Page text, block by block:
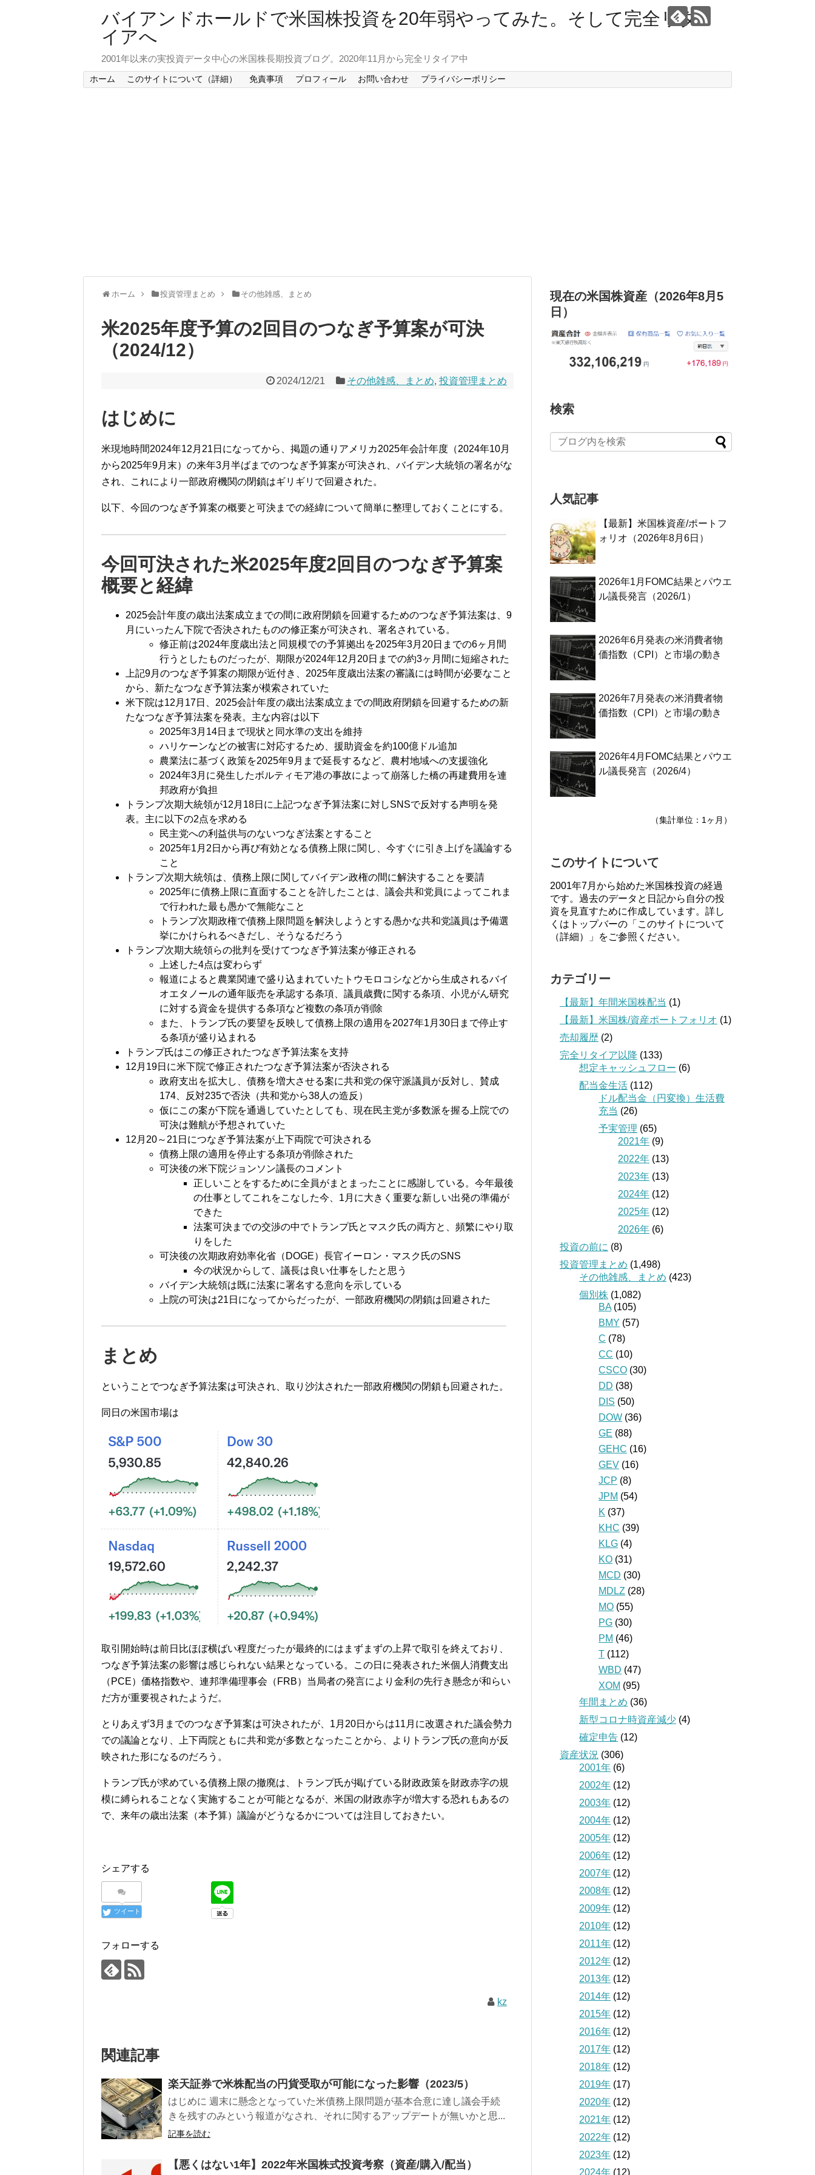
バイアンドホールドで米国株投資を20年弱やってみた。そして完全リタ
イアへ
2001年以来の実投資データ中心の米国株長期投資ブログ。2020年11月から完全リタイア中
ホーム このサイトについて（詳細） 免責事項 プロフィール お問い合わせ プライバシーポリシー
ホーム 投資管理まとめ その他雑感、まとめ
米2025年度予算の2回目のつなぎ予算案が可決
（2024/12）
2024/12/21 その他雑感、まとめ, 投資管理まとめ
はじめに
米現地時間2024年12月21日になってから、掲題の通りアメリカ2025年会計年度（2024年10月
から2025年9月末）の来年3月半ばまでのつなぎ予算案が可決され、バイデン大統領の署名がな
され、これにより一部政府機関の閉鎖はギリギリで回避された。
以下、今回のつなぎ予算案の概要と可決までの経緯について簡単に整理しておくことにする。
今回可決された米2025年度2回目のつなぎ予算案
概要と経緯
2025会計年度の歳出法案成立までの間に政府閉鎖を回避するためのつなぎ予算法案は、9
月にいったん下院で否決されたものの修正案が可決され、署名されている。
修正前は2024年度歳出法と同規模での予算拠出を2025年3月20日までの6ヶ月間
行うとしたものだったが、期限が2024年12月20日までの約3ヶ月間に短縮された
上記9月のつなぎ予算案の期限が近付き、2025年度歳出法案の審議には時間が必要なこと
から、新たなつなぎ予算法案が模索されていた
米下院は12月17日、2025会計年度の歳出法案成立までの間政府閉鎖を回避するための新
たなつなぎ予算法案を発表。主な内容は以下
2025年3月14日まで現状と同水準の支出を維持
ハリケーンなどの被害に対応するため、援助資金を約100億ドル追加
農業法に基づく政策を2025年9月まで延長するなど、農村地域への支援強化
2024年3月に発生したボルティモア港の事故によって崩落した橋の再建費用を連
邦政府が負担
トランプ次期大統領が12月18日に上記つなぎ予算法案に対しSNSで反対する声明を発
表。主に以下の2点を求める
民主党への利益供与のないつなぎ法案とすること
2025年1月2日から再び有効となる債務上限に関し、今すぐに引き上げを議論する
こと
トランプ次期大統領は、債務上限に関してバイデン政権の間に解決することを要請
2025年に債務上限に直面することを許したことは、議会共和党員によってこれま
で行われた最も愚かで無能なこと
トランプ次期政権で債務上限問題を解決しようとする愚かな共和党議員は予備選
挙にかけられるべきだし、そうなるだろう
トランプ次期大統領らの批判を受けてつなぎ予算法案が修正される
上述した4点は変わらず
報道によると農業関連で盛り込まれていたトウモロコシなどから生成されるバイ
オエタノールの通年販売を承認する条項、議員歳費に関する条項、小児がん研究
に対する資金を提供する条項など複数の条項が削除
また、トランプ氏の要望を反映して債務上限の適用を2027年1月30日まで停止す
る条項が盛り込まれる
トランプ氏はこの修正されたつなぎ予算法案を支持
12月19日に米下院で修正されたつなぎ予算法案が否決される
政府支出を拡大し、債務を増大させる案に共和党の保守派議員が反対し、賛成
174、反対235で否決（共和党から38人の造反）
仮にこの案が下院を通過していたとしても、現在民主党が多数派を握る上院での
可決は難航が予想されていた
12月20～21日につなぎ予算法案が上下両院で可決される
債務上限の適用を停止する条項が削除された
可決後の米下院ジョンソン議長のコメント
正しいことをするために全員がまとまったことに感謝している。今年最後
の仕事としてこれをこなした今、1月に大きく重要な新しい出発の準備が
できた
法案可決までの交渉の中でトランプ氏とマスク氏の両方と、頻繁にやり取
りをした
可決後の次期政府効率化省（DOGE）長官イーロン・マスク氏のSNS
今の状況からして、議長は良い仕事をしたと思う
バイデン大統領は既に法案に署名する意向を示している
上院の可決は21日になってからだったが、一部政府機関の閉鎖は回避された
まとめ
ということでつなぎ予算法案は可決され、取り沙汰された一部政府機関の閉鎖も回避された。
同日の米国市場は
取引開始時は前日比ほぼ横ばい程度だったが最終的にはまずまずの上昇で取引を終えており、
つなぎ予算法案の影響は感じられない結果となっている。この日に発表された米個人消費支出
（PCE）価格指数や、連邦準備理事会（FRB）当局者の発言により金利の先行き懸念が和らい
だ方が重要視されたようだ。
とりあえず3月までのつなぎ予算案は可決されたが、1月20日からは11月に改選された議会勢力
での議論となり、上下両院ともに共和党が多数となったことから、よりトランプ氏の意向が反
映された形になるのだろう。
トランプ氏が求めている債務上限の撤廃は、トランプ氏が掲げている財政政策を財政赤字の規
模に縛られることなく実施することが可能となるが、米国の財政赤字が増大する恐れもあるの
で、来年の歳出法案（本予算）議論がどうなるかについては注目しておきたい。
シェアする
ツイート
フォローする
kz
関連記事
楽天証券で米株配当の円貨受取が可能になった影響（2023/5）
はじめに 週末に懸念となっていた米債務上限問題が基本合意に達し議会手続
きを残すのみという報道がなされ、それに関するアップデートが無いかと思...
記事を読む
【悪くはない1年】2022年米国株式投資考察（資産/購入/配当）
現在の米国株資産（2026年8月5
日）
検索
人気記事
【最新】米国株資産/ポートフ
ォリオ（2026年8月6日）
2026年1月FOMC結果とパウエ
ル議長発言（2026/1）
2026年6月発表の米消費者物
価指数（CPI）と市場の動き
2026年7月発表の米消費者物
価指数（CPI）と市場の動き
2026年4月FOMC結果とパウエ
ル議長発言（2026/4）
（集計単位：1ヶ月）
このサイトについて
2001年7月から始めた米国株投資の経過
です。過去のデータと日記から自分の投
資を見直すために作成しています。詳し
くはトップバーの「このサイトについて
（詳細）」をご参照ください。
カテゴリー
【最新】年間米国株配当 (1)
【最新】米国株/資産ポートフォリオ (1)
売却履歴 (2)
完全リタイア以降 (133)
想定キャッシュフロー (6)
配当金生活 (112)
ドル配当金（円変換）生活費
充当 (26)
予実管理 (65)
2021年 (9)
2022年 (13)
2023年 (13)
2024年 (12)
2025年 (12)
2026年 (6)
投資の前に (8)
投資管理まとめ (1,498)
その他雑感、まとめ (423)
個別株 (1,082)
BA (105)
BMY (57)
C (78)
CC (10)
CSCO (30)
DD (38)
DIS (50)
DOW (36)
GE (88)
GEHC (16)
GEV (16)
JCP (8)
JPM (54)
K (37)
KHC (39)
KLG (4)
KO (31)
MCD (30)
MDLZ (28)
MO (55)
PG (30)
PM (46)
T (112)
WBD (47)
XOM (95)
年間まとめ (36)
新型コロナ時資産減少 (4)
確定申告 (12)
資産状況 (306)
2001年 (6)
2002年 (12)
2003年 (12)
2004年 (12)
2005年 (12)
2006年 (12)
2007年 (12)
2008年 (12)
2009年 (12)
2010年 (12)
2011年 (12)
2012年 (12)
2013年 (12)
2014年 (12)
2015年 (12)
2016年 (12)
2017年 (12)
2018年 (12)
2019年 (17)
2020年 (12)
2021年 (12)
2022年 (12)
2023年 (12)
2024年 (12)